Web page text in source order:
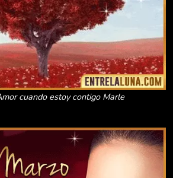
cuando estoy contigo Marle